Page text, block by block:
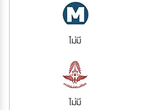
ไม่มี
ไม่มี